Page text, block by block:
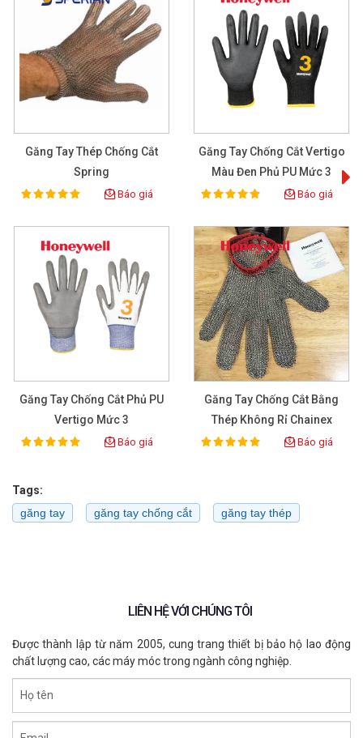
Găng Tay Thép Chống Cắt
Spring
Rating:
100% Báo giá
Găng Tay Chống Cắt Vertigo
Màu Đen Phủ PU Mức 3
Rating:
100% Báo giá
Găng Tay Chống Cắt Phủ PU
Vertigo Mức 3
Rating:
100% Báo giá
Găng Tay Chống Cắt Bằng
Thép Không Rỉ Chainex
2000
Rating:
100% Báo giá
Tags:
găng tay
găng tay chống cắt găng tay thép
LIÊN HỆ VỚI CHÚNG TÔI
Được thành lập từ năm 2005, cung trang thiết bị bảo hộ lao động
chất lượng cao, các máy móc trong ngành công nghiệp.
Họ tên